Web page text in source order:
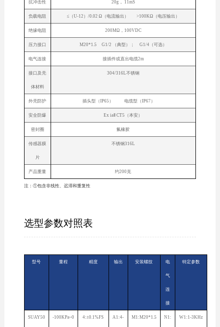
抗冲击性 20g， 11mS
负载电阻 ≤（U-12）/0.02 Ω（电流输出） >100KΩ（电压输出）
绝缘电阻 200MΩ，100VDC
压力接口 M20*1.5 G1/2 （典型）； G1/4（可选）
电气连接 接插件或直出电缆2m
接口及壳
体材料
304/316L不锈钢
外壳防护 插头型（IP65） 电缆型（IP67）
安全防爆 Ex iaⅡ CT5（本安）
密封圈 氟橡胶
传感器膜
片
不锈钢316L
产品重量 约200克
注：①包含非线性、迟滞和重复性
选型参数对照表
型号 量程 精度 输出 安装螺纹 电
气
连
接
特定参数
SUAY50 -100KPa~0 4:±0.1%FS A1:4- M1:M20*1.5 N1: W1:1-3KHz